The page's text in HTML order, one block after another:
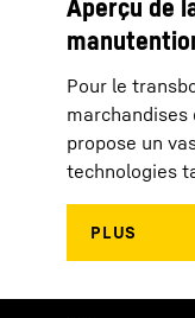
Aperçu de
Pour le
propose un
technologies